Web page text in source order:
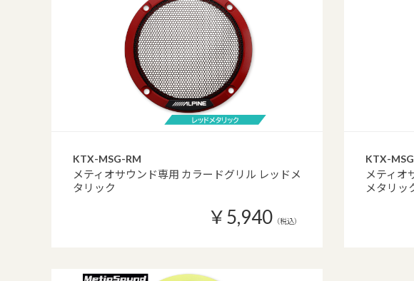
KTX-MSG-RM
メティオサウンド専用 カラードグリル レッドメ
タリック
￥5,940 （税込）
KTX-
メティオ
メタリッ